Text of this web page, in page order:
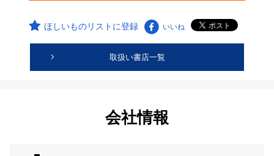
ほしいものリストに登録 いいね
取扱い書店一覧
会社情報